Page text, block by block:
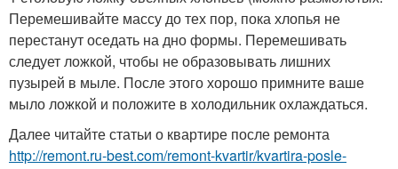
Перемешивайте массу до тех пор, пока хлопья не
перестанут оседать на дно формы. Перемешивать
следует ложкой, чтобы не образовывать лишних
пузырей в мыле. После этого хорошо примните ваше
мыло ложкой и положите в холодильник охлаждаться.
Далее читайте статьи о квартире после ремонта
http://remont.ru-best.com/remont-kvartir/kvartira-posle-